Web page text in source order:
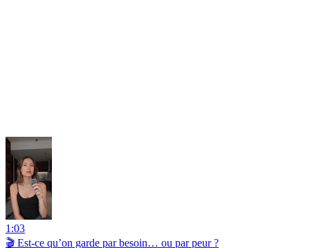
1:03
🎬 Est-ce qu’on garde par besoin… ou par peur ?